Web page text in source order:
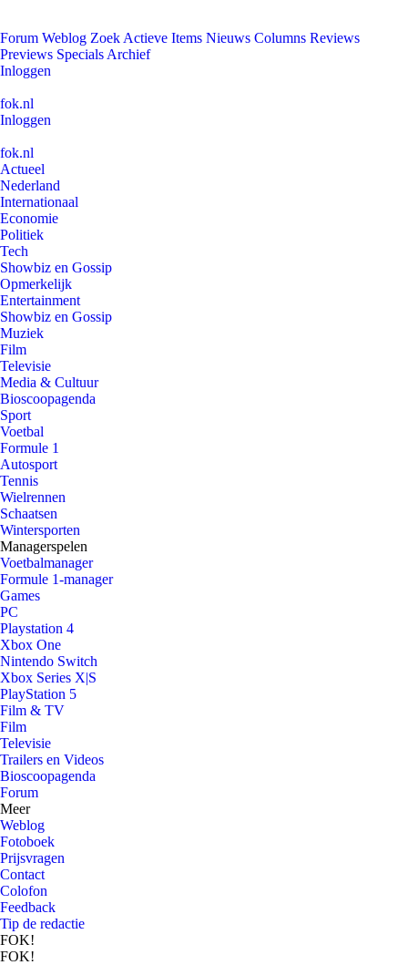
Forum Weblog Zoek Actieve Items Nieuws Columns Reviews
Previews Specials Archief
Inloggen
fok.nl
Inloggen
fok.nl
Actueel
Nederland
Internationaal
Economie
Politiek
Tech
Showbiz en Gossip
Opmerkelijk
Entertainment
Showbiz en Gossip
Muziek
Film
Televisie
Media & Cultuur
Bioscoopagenda
Sport
Voetbal
Formule 1
Autosport
Tennis
Wielrennen
Schaatsen
Wintersporten
Managerspelen
Voetbalmanager
Formule 1-manager
Games
PC
Playstation 4
Xbox One
Nintendo Switch
Xbox Series X|S
PlayStation 5
Film & TV
Film
Televisie
Trailers en Videos
Bioscoopagenda
Forum
Meer
Weblog
Fotoboek
Prijsvragen
Contact
Colofon
Feedback
Tip de redactie
FOK!
FOK!